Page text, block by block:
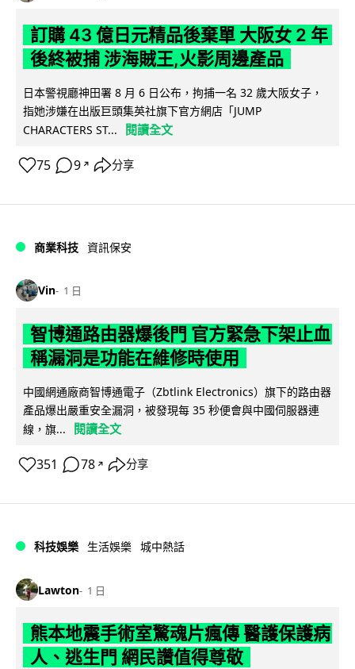
訂購 43 億日元精品後棄單 大阪女 2 年
後終被捕 涉海賊王,火影周邊產品
日本警視廳神田署 8 月 6 日公布，拘捕一名 32 歲大阪女子，
指她涉嫌在出版巨頭集英社旗下官方網店「JUMP
CHARACTERS ST...
閱讀全文
75 9 ↗ 分享
商業科技 資訊保安
Vin 1 日
智博通路由器爆後門 官方緊急下架止血
稱漏洞是功能在維修時使用
中國網通廠商智博通電子（Zbtlink Electronics）旗下的路由器
產品爆出嚴重安全漏洞，被發現每 35 秒便會與中國伺服器連
線，旗...
閱讀全文
351 78 ↗ 分享
科技娛樂 生活娛樂 城中熱話
Lawton 1 日
熊本地震手術室驚魂片瘋傳 醫護保護病
人、逃生門 網民讚值得尊敬